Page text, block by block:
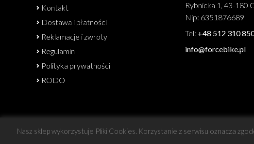
Kontakt
Dostawa i płatności
Reklamacje i zwroty
Regulamin
Polityka prywatności
RODO
Rybnicka 1, 43-180
Nip: 6351876689
Tel: +48 512 310
info@forcebike.pl
Nasz sklep wykorzystuje Pliki Cookies. Korzystanie z serwisu oznacza